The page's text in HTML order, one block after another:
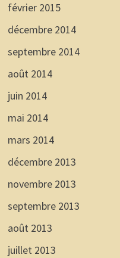
février 2015
décembre 2014
septembre 2014
août 2014
juin 2014
mai 2014
mars 2014
décembre 2013
novembre 2013
septembre 2013
août 2013
juillet 2013